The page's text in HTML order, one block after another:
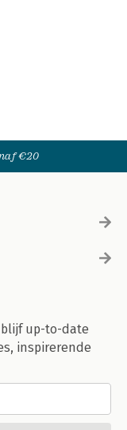
€20
up-to-date
inspirerende